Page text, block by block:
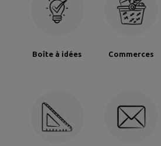
Boîte à idées Commerces